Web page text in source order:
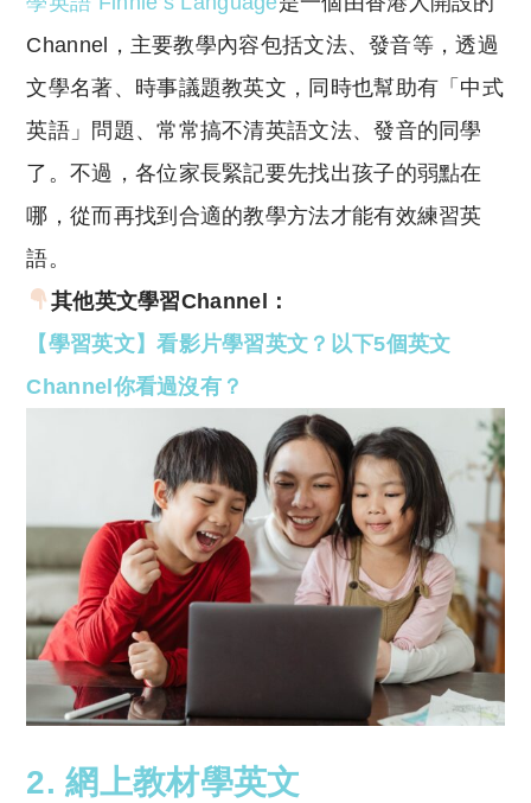
Channel，主要教學內容包括文法、發音等，透過
文學名著、時事議題教英文，同時也幫助有「中式
英語」問題、常常搞不清英語文法、發音的同學
了。不過，各位家長緊記要先找出孩子的弱點在
哪，從而再找到合適的教學方法才能有效練習英
語。
其他英文學習Channel：
【學習英文】看影片學習英文？以下5個英文
Channel你看過沒有？
2. 網上教材學英文